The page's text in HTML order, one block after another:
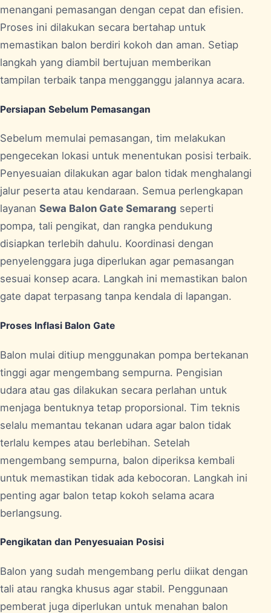
menangani pemasangan dengan cepat dan efisien.
Proses ini dilakukan secara bertahap untuk
memastikan balon berdiri kokoh dan aman. Setiap
langkah yang diambil bertujuan memberikan
tampilan terbaik tanpa mengganggu jalannya acara.
Persiapan Sebelum Pemasangan
Sebelum memulai pemasangan, tim melakukan
pengecekan lokasi untuk menentukan posisi terbaik.
Penyesuaian dilakukan agar balon tidak menghalangi
jalur peserta atau kendaraan. Semua perlengkapan
layanan Sewa Balon Gate Semarang seperti
pompa, tali pengikat, dan rangka pendukung
disiapkan terlebih dahulu. Koordinasi dengan
penyelenggara juga diperlukan agar pemasangan
sesuai konsep acara. Langkah ini memastikan balon
gate dapat terpasang tanpa kendala di lapangan.
Proses Inflasi Balon Gate
Balon mulai ditiup menggunakan pompa bertekanan
tinggi agar mengembang sempurna. Pengisian
udara atau gas dilakukan secara perlahan untuk
menjaga bentuknya tetap proporsional. Tim teknis
selalu memantau tekanan udara agar balon tidak
terlalu kempes atau berlebihan. Setelah
mengembang sempurna, balon diperiksa kembali
untuk memastikan tidak ada kebocoran. Langkah ini
penting agar balon tetap kokoh selama acara
berlangsung.
Pengikatan dan Penyesuaian Posisi
Balon yang sudah mengembang perlu diikat dengan
tali atau rangka khusus agar stabil. Penggunaan
pemberat juga diperlukan untuk menahan balon